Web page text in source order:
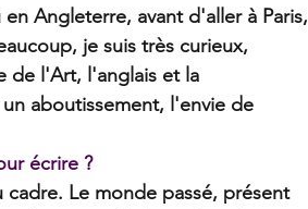
Angleterre, avant d'aller à Paris,
je suis très curieux,
de l'Art, l'anglais et la
aboutissement, l'envie de
écrire ?
Le monde passé, présent